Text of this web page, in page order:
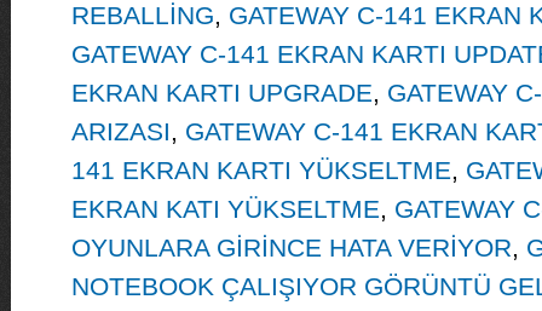
REBALLİNG, GATEWAY C-141 EKRAN
GATEWAY C-141 EKRAN KARTI
EKRAN KARTI UPGRADE, GATEWAY
ARIZASI, GATEWAY C-141 EKRAN
141 EKRAN KARTI YÜKSELTME,
EKRAN KATI YÜKSELTME, GATEWAY
OYUNLARA GİRİNCE HATA VERİYOR,
NOTEBOOK ÇALIŞIYOR GÖRÜNTÜ